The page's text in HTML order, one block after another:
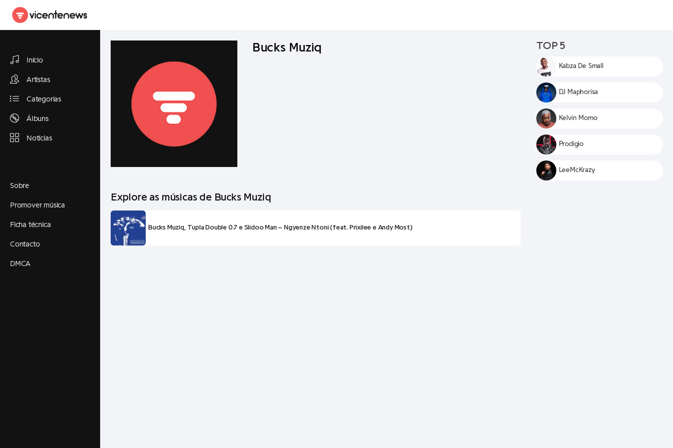
Início
Artistas
Categorias
Álbuns
Notícias
Sobre
Promover música
Ficha técnica
Contacto
DMCA
Bucks Muziq
Explore as músicas de Bucks Muziq
Bucks Muziq, Tupla Double 0.7 e Slidoo Man – Ngyenze Ntoni (feat. Prixilee e Andy Most)
TOP 5
Kabza De Small
DJ Maphorisa
Kelvin Momo
Prodígio
LeeMcKrazy